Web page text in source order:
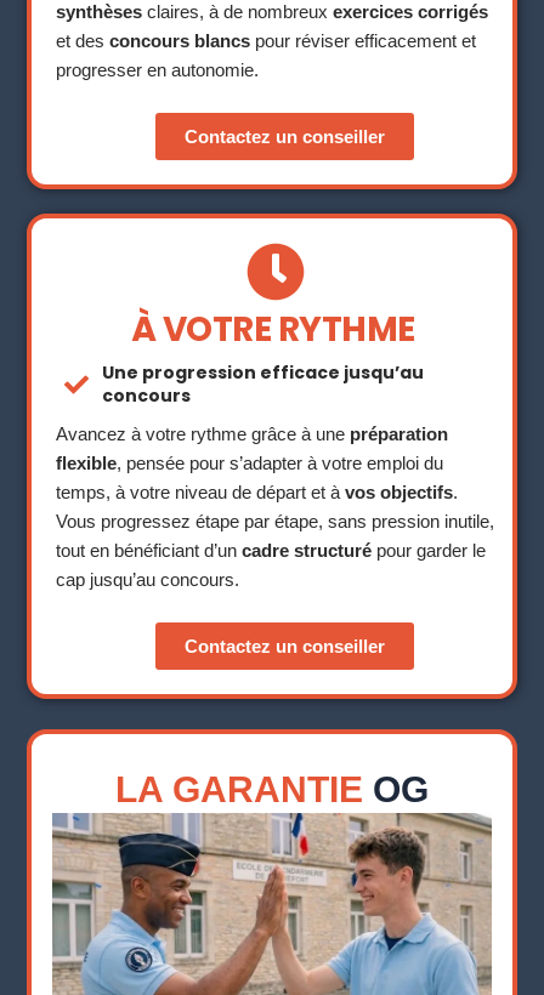
synthèses claires, à de nombreuxexercices corrigés
et des concours blancs pour réviser efficacement et
progresser en autonomie.
Contactez un conseiller
À VOTRE RYTHME
Une progression efficace jusqu’au
concours
Avancez à votre rythme grâce à une préparation
flexible, pensée pour s’adapter à votre emploi du
temps, à votre niveau de départ et àvos objectifs.
Vous progressez étape par étape, sans pression inutile,
tout en bénéficiant d’uncadre structuré pour garder le
cap jusqu’au concours.
Contactez un conseiller
LA GARANTIE OG